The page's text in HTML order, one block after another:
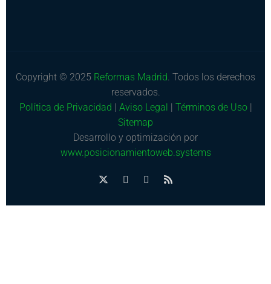
Copyright © 2025 Reformas Madrid. Todos los derechos
reservados.
Política de Privacidad
Aviso Legal Términos de Uso|
Sitemap
Desarrollo y optimización por
www.posicionamientoweb.systems